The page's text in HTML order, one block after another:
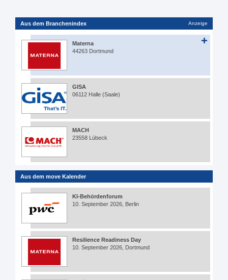
Aus dem Branchenindex Anzeige
Materna
44263 Dortmund
GISA
06112 Halle (Saale)
MACH
23558 Lübeck
Aus dem move Kalender
KI-Behördenforum
10. September 2026, Berlin
Resilience Readiness Day
10. September 2026, Dortmund